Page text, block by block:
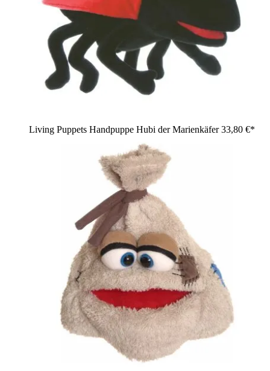
Living Puppets Handpuppe Hubi der Marienkäfer33,80 €*